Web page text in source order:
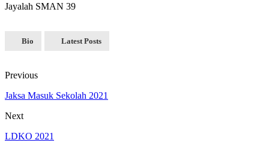
Jayalah SMAN 39
Bio Latest Posts
Previous
Jaksa Masuk Sekolah 2021
Next
LDKO 2021